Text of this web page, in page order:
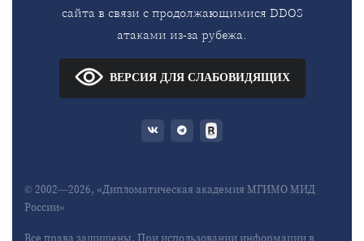
сайта в связи с продолжающимися DDOS
атаками из-за рубежа.
ВЕРСИЯ ДЛЯ СЛАБОВИДЯЩИХ
© 2002—2026, «Дипломатическая академия МГИМО МИД
России»
Все права защищены. При использовании информации в